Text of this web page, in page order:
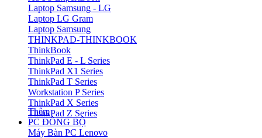
Laptop Samsung - LG
Laptop LG Gram
Laptop Samsung
THINKPAD-THINKBOOK
ThinkBook
ThinkPad E - L Series
ThinkPad X1 Series
ThinkPad T Series
Workstation P Series
ThinkPad X Series
ThinkPad Z Series
Thêm
PC ĐỒNG BỘ
Máy Bàn PC Lenovo